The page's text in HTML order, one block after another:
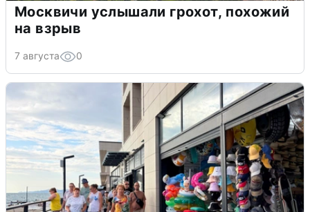
Москвичи услышали грохот, похожий
на взрыв
7 августа 0